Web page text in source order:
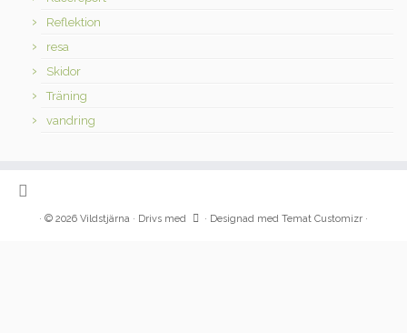
Reflektion
resa
Skidor
Träning
vandring
· © 2026 Vildstjärna · Drivs med · Designad med Temat Customizr ·